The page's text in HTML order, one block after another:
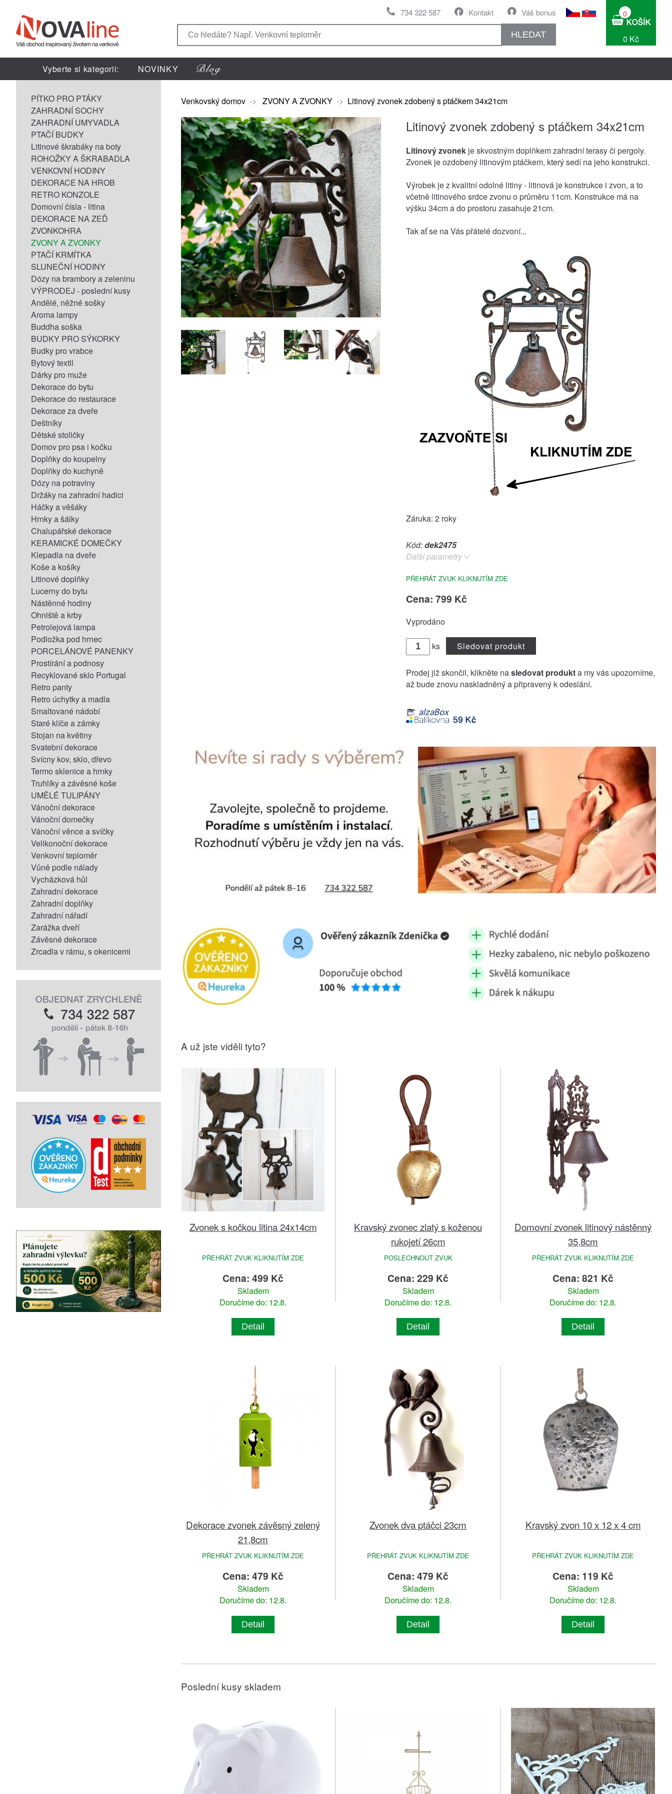
Váš bonus
Kontakt
734 322 587
HLEDAT
0
0 Kč
Vyberte si kategorii: NOVINKY
PÍTKO PRO PTÁKY
ZAHRADNÍ SOCHY
ZAHRADNÍ UMYVADLA
PTAČÍ BUDKY
Litinové škrabáky na boty
ROHOŽKY A ŠKRABADLA
VENKOVNÍ HODINY
DEKORACE NA HROB
RETRO KONZOLE
Domovní čísla - litina
DEKORACE NA ZEĎ
ZVONKOHRA
ZVONY A ZVONKY
PTAČÍ KRMÍTKA
SLUNEČNÍ HODINY
Dózy na brambory a zeleninu
VÝPRODEJ - poslední kusy
Andělé, něžné sošky
Aroma lampy
Buddha soška
BUDKY PRO SÝKORKY
Budky pro vrabce
Bytový textil
Dárky pro muže
Dekorace do bytu
Dekorace do restaurace
Dekorace za dveře
Deštníky
Dětské stoličky
Domov pro psa i kočku
Doplňky do koupelny
Doplňky do kuchyně
Dózy na potraviny
Držáky na zahradní hadici
Háčky a věšáky
Hrnky a šálky
Chalupářské dekorace
KERAMICKÉ DOMEČKY
Klepadla na dveře
Koše a košíky
Litinové doplňky
Lucerny do bytu
Nástěnné hodiny
Ohniště a krby
Petrolejová lampa
Podložka pod hrnec
PORCELÁNOVÉ PANENKY
Prostírání a podnosy
Recyklované sklo Portugal
Retro panty
Retro úchytky a madla
Smaltované nádobí
Staré klíče a zámky
Stojan na květiny
Svatební dekorace
Svícny kov, sklo, dřevo
Termo sklenice a hrnky
Truhlíky a závěsné koše
UMĚLÉ TULIPÁNY
Vánoční dekorace
Vánoční domečky
Vánoční věnce a svíčky
Velikonoční dekorace
Venkovní teploměr
Vůně podle nálady
Vycházková hůl
Zahradní dekorace
Zahradní doplňky
Zahradní nářadí
Zarážka dveří
Závěsné dekorace
Zrcadla v rámu, s okenicemi
Venkovský domov -> ZVONY A ZVONKY -> Litinový zvonek zdobený s ptáčkem 34x21cm
Litinový zvonek zdobený s ptáčkem 34x21cm
Litinový zvonek je skvostným doplňkem zahradní terasy či pergoly.
Zvonek je ozdobený litinovým ptáčkem, který sedí na jeho konstrukci.
Výrobek je z kvalitní odolné litiny - litinová je konstrukce i zvon, a to
včetně litinového srdce zvonu o průměru 11cm. Konstrukce má na
výšku 34cm a do prostoru zasahuje 21cm.
Tak ať se na Vás přátelé dozvoní...
Záruka: 2 roky
Kód:dek2475
Další parametry
PŘEHRÁT ZVUK KLIKNUTÍM ZDE
Cena: 799 Kč
Vyprodáno
ks Sledovat produkt
Prodej již skončil, klikněte nasledovat produkta my vás upozorníme,
až bude znovu naskladněný a připravený k odeslání.
A už jste viděli tyto?
Zvonek s kočkou litina 24x14cm
PŘEHRÁT ZVUK KLIKNUTÍM ZDE
Cena: 499 Kč
Skladem
Doručíme do: 12.8.
Detail
Kravský zvonec zlatý s koženou
rukojetí 26cm
POSLECHNOUT ZVUK
Cena: 229 Kč
Skladem
Doručíme do: 12.8.
Detail
Domovní zvonek litinový nástěnný
35,8cm
PŘEHRÁT ZVUK KLIKNUTÍM ZDE
Cena: 821 Kč
Skladem
Doručíme do: 12.8.
Detail
Dekorace zvonek závěsný zelený
21,8cm
PŘEHRÁT ZVUK KLIKNUTÍM ZDE
Cena: 479 Kč
Skladem
Doručíme do: 12.8.
Detail
Zvonek dva ptáčci 23cm
PŘEHRÁT ZVUK KLIKNUTÍM ZDE
Cena: 479 Kč
Skladem
Doručíme do: 12.8.
Detail
Kravský zvon 10 x 12 x 4 cm
PŘEHRÁT ZVUK KLIKNUTÍM ZDE
Cena: 119 Kč
Skladem
Doručíme do: 12.8.
Detail
Poslední kusy skladem